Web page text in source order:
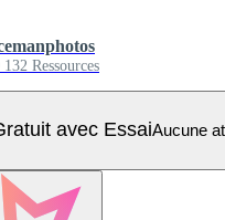
132 Ressources
avec EssaiAucune